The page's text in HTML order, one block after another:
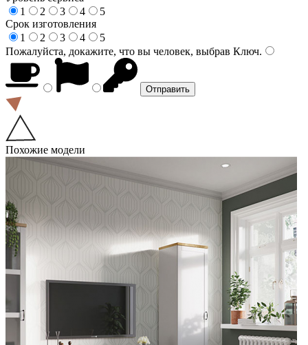
1
2 3 4
5
Срок изготовления
1
2 3 4
5
Пожалуйста, докажите, что вы человек, выбрав Ключ.
Похожие модели